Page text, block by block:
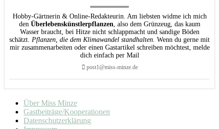
Hobby-Gärtnerin & Online-Redakteurin. Am liebsten widme ich mich
den Überlebenskünstlerpflanzen, also dem Grünzeug, das kaum
Wasser braucht, bei Hitze nicht schlappmacht und sandige Böden
schätzt. Pflanzen, die dem Klimawandel standhalten. Wenn du gerne mit
mir zusammenarbeiten oder einen Gastartikel schreiben möchtest, melde
dich einfach per Mail
post1@miss-minze.de
Über Miss Minze
Gastbeiträge/Kooperationen
Datenschutzerklärung